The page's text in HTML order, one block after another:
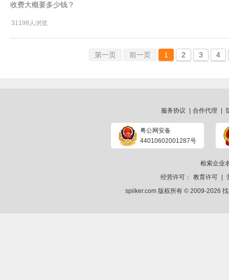
收费大概要多少钱？
31198人浏览
第一页 前一页 1 2 3 4
服务协议 合作代理
粤公网安备
44010602001287号
检索企业
经营许可：
教育许可
spiiker.com 版权所有 © 2009-2026